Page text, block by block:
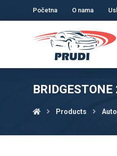
Početna O nama
Products